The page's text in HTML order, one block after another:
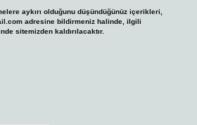
aykırı olduğunu düşündüğünüz içerikleri,
adresine bildirmeniz halinde, ilgili
sitemizden kaldırılacaktır.